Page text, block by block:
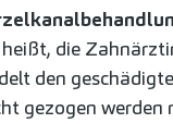
die
den
gezogen werden